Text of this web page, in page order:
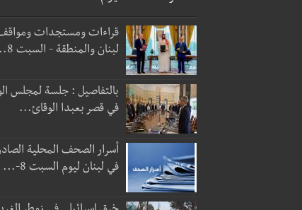
قراءات ومستجدات
لبنان والمنطقة - السبت 8...
بالتفاصيل : جلسة لمجلس
في قصر بعبدا الوقائ...
أسرار الصحف المحلية
في لبنان ليوم السبت 8-...